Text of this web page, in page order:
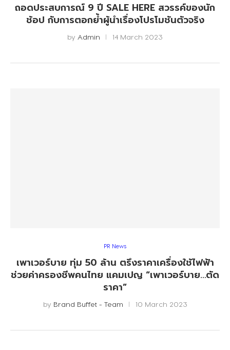
ถอดประสบการณ์ 9 ปี SALE HERE สวรรค์ของนัก
ช้อป กับการตอกย้ำผู้นำเรื่องโปรโมชันตัวจริง
by Admin 14 March 2023
PR News
เพาเวอร์บาย ทุ่ม 50 ล้าน ตรึงราคาเครื่องใช้ไฟฟ้า
ช่วยค่าครองชีพคนไทย แคมเปญ “เพาเวอร์บาย…ตัด
ราคา”
by Brand Buffet - Team 10 March 2023